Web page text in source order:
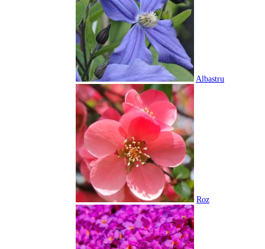
Albastru
Roz